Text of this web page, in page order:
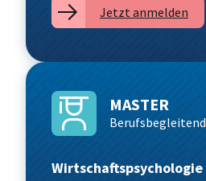
Jetzt anmelden
MASTER
Berufsbegleitend
Wirtschaftspsychologie